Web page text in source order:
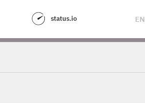
status.io EN